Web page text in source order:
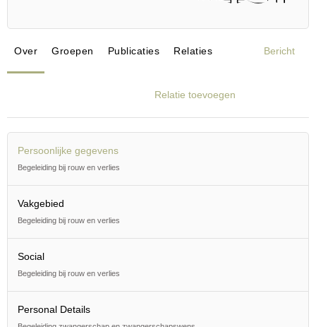
Over Groepen Publicaties Relaties Bericht
Relatie toevoegen
Persoonlijke gegevens
Begeleiding bij rouw en verlies
Vakgebied
Begeleiding bij rouw en verlies
Social
Begeleiding bij rouw en verlies
Personal Details